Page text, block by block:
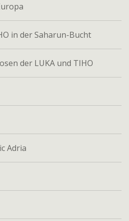
in der Saharun-Bucht
der LUKA und TIHO
Adria